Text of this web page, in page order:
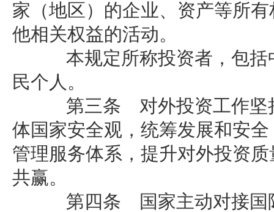
家（地区）的企业、资产等所
他相关权益的活动。
本规定所称投资者，包括
民个人。
第三条 对外投资工作坚持
体国家安全观，统筹发展和安
管理服务体系，提升对外投资
共赢。
第四条 国家主动对接国际